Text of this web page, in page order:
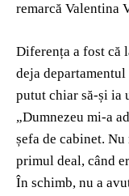
remarcă Valentina
Diferența a fost că
deja
putut chiar să-și ia
„Dumnezeu mi-a
șefa de cabinet.
primul deal, când
În schimb, nu a